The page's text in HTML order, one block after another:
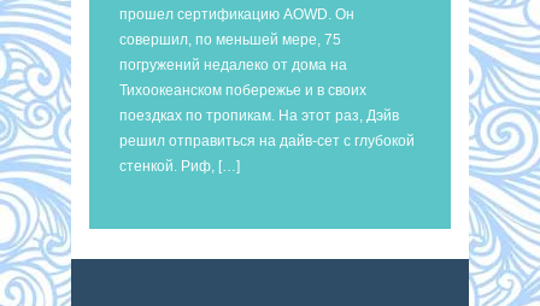
прошел сертификацию AOWD. Он
совершил, по меньшей мере, 75
погружений недалеко от дома на
Тихоокеанском побережье и в своих
поездках по тропикам. На этот раз, Дэйв
решил отправиться на дайв-сет с глубокой
стенкой. Риф, […]